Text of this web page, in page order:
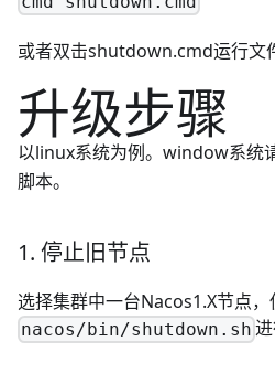
或者双击shutdown.cmd运行文
升级步骤
以linux系统为例。window系统
脚本。
1. 停止旧节点
选择集群中一台Nacos1.X节点
nacos/bin/shutdown.sh